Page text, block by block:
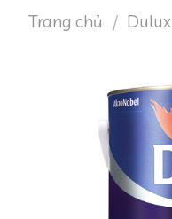
Trang chủ / Dulux